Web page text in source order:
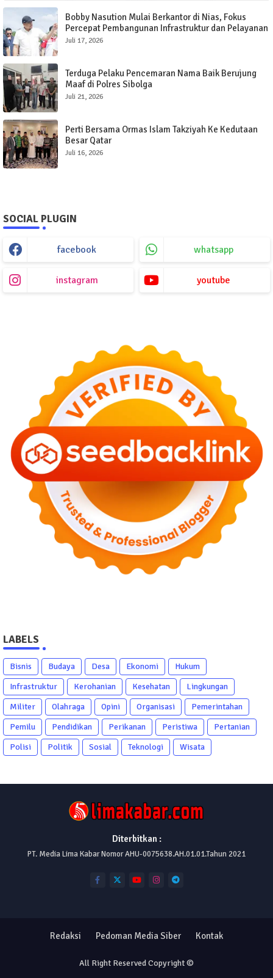
Bobby Nasution Mulai Berkantor di Nias, Fokus
Percepat Pembangunan Infrastruktur dan Pelayanan
Publik
Juli 17, 2026
Terduga Pelaku Pencemaran Nama Baik Berujung
Maaf di Polres Sibolga
Juli 21, 2026
Perti Bersama Ormas Islam Takziyah Ke Kedutaan
Besar Qatar
Juli 16, 2026
SOCIAL PLUGIN
facebook whatsapp
instagram youtube
LABELS
Bisnis Budaya Desa Ekonomi
Hukum
Infrastruktur
Kerohanian Kesehatan
Lingkungan
Militer
Olahraga Opini Organisasi
Pemerintahan
Pemilu
Pendidikan Perikanan Peristiwa
Pertanian
Polisi
Politik Sosial Teknologi Wisata
Diterbitkan :
PT. Media Lima Kabar Nomor AHU-0075638.AH.01.01.Tahun 2021
All Right Reserved Copyright ©
Redaksi Pedoman Media Siber Kontak